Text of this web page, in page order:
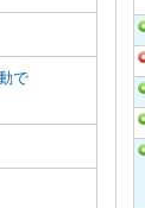
で